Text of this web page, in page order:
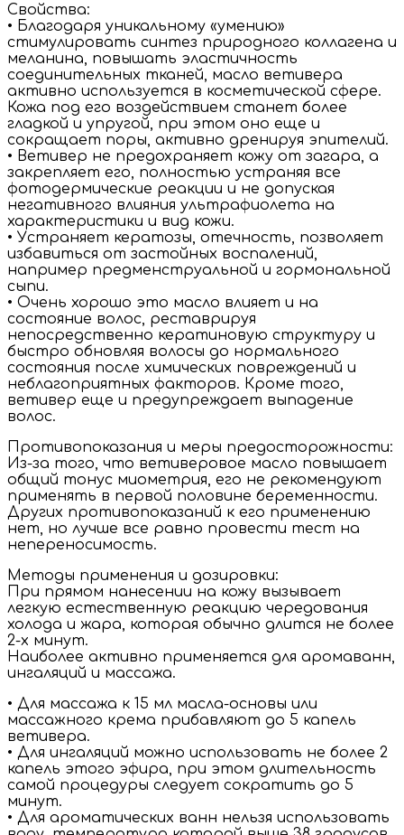
Свойства:
• Благодаря уникальному «умению»
стимулировать синтез природного коллагена и
меланина, повышать эластичность
соединительных тканей, масло ветивера
активно используется в косметической сфере.
Кожа под его воздействием станет более
гладкой и упругой, при этом оно еще и
сокращает поры, активно дренируя эпителий.
• Ветивер не предохраняет кожу от загара, а
закрепляет его, полностью устраняя все
фотодермические реакции и не допуская
негативного влияния ультрафиолета на
характеристики и вид кожи.
• Устраняет кератозы, отечность, позволяет
избавиться от застойных воспалений,
например предменструальной и гормональной
сыпи.
• Очень хорошо это масло влияет и на
состояние волос, реставрируя
непосредственно кератиновую структуру и
быстро обновляя волосы до нормального
состояния после химических повреждений и
неблагоприятных факторов. Кроме того,
ветивер еще и предупреждает выпадение
волос.
Противопоказания и меры предосторожности:
Из-за того, что ветиверовое масло повышает
общий тонус миометрия, его не рекомендуют
применять в первой половине беременности.
Других противопоказаний к его применению
нет, но лучше все равно провести тест на
непереносимость.
Методы применения и дозировки:
При прямом нанесении на кожу вызывает
легкую естественную реакцию чередования
холода и жара, которая обычно длится не более
2-х минут.
Наиболее активно применяется для аромаванн,
ингаляций и массажа.
• Для массажа к 15 мл масла-основы или
массажного крема прибавляют до 5 капель
ветивера.
• Для ингаляций можно использовать не более 2
капель этого эфира, при этом длительность
самой процедуры следует сократить до 5
минут.
• Для ароматических ванн нельзя использовать